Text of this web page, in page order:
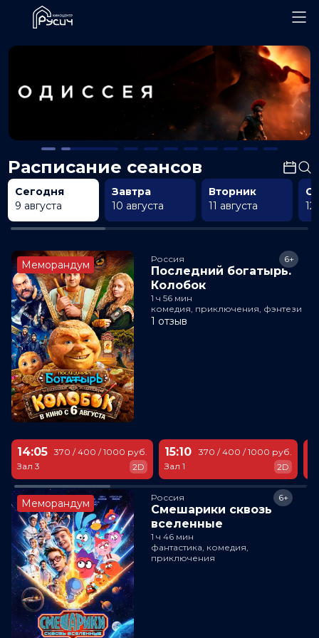
Расписание сеансов
Сегодня
9 августа
Завтра
10 августа
Вторник
11 августа
12
Меморандум Россия
Последний богатырь.
Колобок
6+
1 ч 56 мин
комедия, приключения, фэнтези
1 отзыв
14:05
Зал 3
370 / 400 / 1000 руб.
2D
15:10
Зал 1
370 / 400 / 1000 руб.
2D
Меморандум Россия
Смешарики сквозь
вселенные
6+
1 ч 46 мин
фантастика, комедия,
приключения